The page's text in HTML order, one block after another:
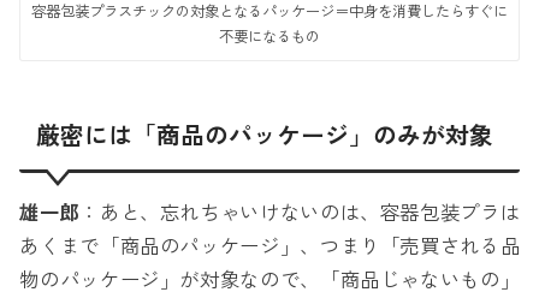
容器包装プラスチックの対象となるパッケージ＝中身を消費したらすぐに
不要になるもの
厳密には「商品のパッケージ」のみが対象
雄一郎 ：あと、忘れちゃいけないのは、容器包装プラは
あくまで「商品のパッケージ」、つまり「売買される品
物のパッケージ」が対象なので、「商品じゃないもの」